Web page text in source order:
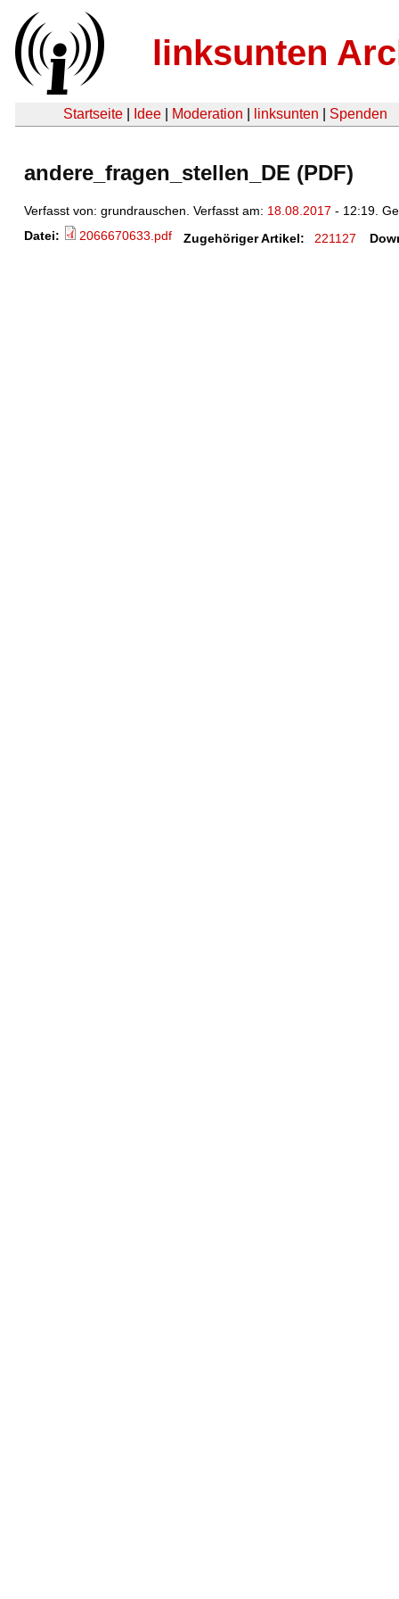
linksunten
Startseite Idee Moderation linksunten Spenden
andere_fragen_stellen_DE (PDF)
Verfasst von: grundrauschen. Verfasst am: 18.08.2017 - 12:19.
Datei:
2066670633.pdf Zugehöriger Artikel: 221127